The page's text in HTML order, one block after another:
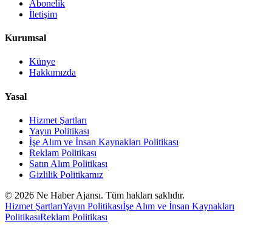
Abonelik
İletişim
Kurumsal
Künye
Hakkımızda
Yasal
Hizmet Şartları
Yayın Politikası
İşe Alım ve İnsan Kaynakları Politikası
Reklam Politikası
Satın Alım Politikası
Gizlilik Politikamız
© 2026 Ne Haber Ajansı. Tüm hakları saklıdır.
Hizmet ŞartlarıYayın Politikasıİşe Alım ve İnsan Kaynakları
PolitikasıReklam Politikası